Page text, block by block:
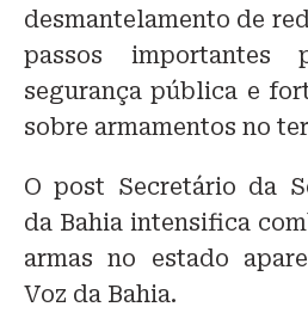
desmantelamento de
passos importantes
segurança pública e
sobre armamentos no
O post Secretário da
da Bahia intensifica
armas no estado
Voz da Bahia.